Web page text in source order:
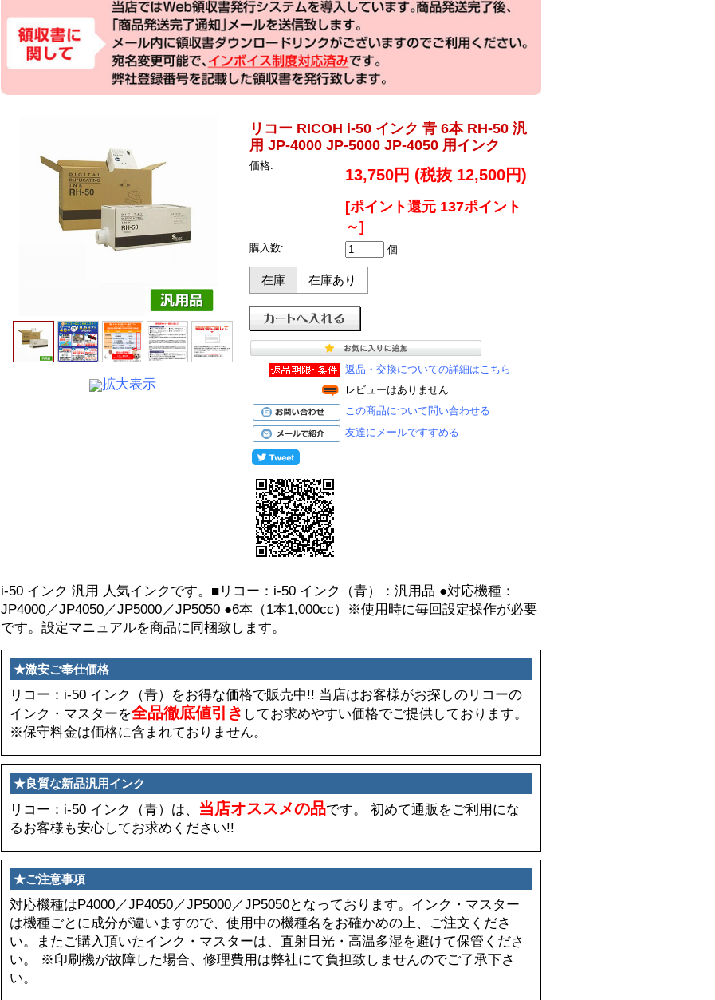
拡大表示
リコー RICOH i-50 インク 青 6本 RH-50 汎
用 JP-4000 JP-5000 JP-4050 用インク
価格:
13,750円 (税抜 12,500円)
[ポイント還元 137ポイント
～]
購入数: 個
在庫 在庫あり
返品・交換についての詳細はこちら
レビューはありません
この商品について問い合わせる
友達にメールですすめる
i-50 インク 汎用 人気インクです。■リコー：i-50 インク（青）：汎用品 ●対応機種：
JP4000／JP4050／JP5000／JP5050 ●6本（1本1,000cc）※使用時に毎回設定操作が必要
です。設定マニュアルを商品に同梱致します。
★激安ご奉仕価格
リコー：i-50 インク（青）をお得な価格で販売中!! 当店はお客様がお探しのリコーの
インク・マスターを全品徹底値引き してお求めやすい価格でご提供しております。
※保守料金は価格に含まれておりません。
★良質な新品汎用インク
リコー：i-50 インク（青）は、 当店オススメの品です。 初めて通販をご利用にな
るお客様も安心してお求めください!!
★ご注意事項
対応機種はP4000／JP4050／JP5000／JP5050となっております。インク・マスター
は機種ごとに成分が違いますので、使用中の機種名をお確かめの上、ご注文くださ
い。またご購入頂いたインク・マスターは、直射日光・高温多湿を避けて保管くださ
い。 ※印刷機が故障した場合、修理費用は弊社にて負担致しませんのでご了承下さ
い。